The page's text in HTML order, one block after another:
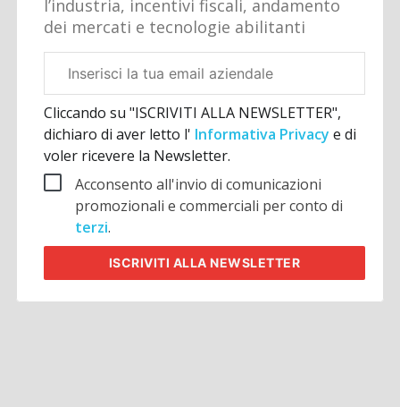
l’industria, incentivi fiscali, andamento
dei mercati e tecnologie abilitanti
aziendale
Cliccando su "ISCRIVITI ALLA NEWSLETTER",
dichiaro di aver letto l' Informativa Privacye di
voler ricevere la Newsletter.
Acconsento all'invio di comunicazioni
promozionali e commerciali per conto di
terzi.
ISCRIVITI ALLA NEWSLETTER